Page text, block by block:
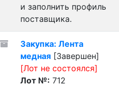
и заполнить профиль
поставщика.
Закупка: Лента
медная [Завершен]
[Лот не состоялся]
Лот №: 712